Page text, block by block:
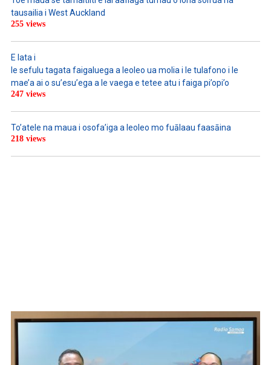
tausailia i West Auckland
255 views
E lata i
le sefulu tagata faigaluega a leoleo ua molia i le tulafono i le
mae’a ai o su’esu’ega a le vaega e tetee atu i faiga pi’opi’o
247 views
To’atele na maua i osofa’iga a leoleo mo fuālaau faasāina
218 views